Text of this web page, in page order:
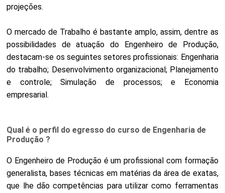
projeções.
O mercado de Trabalho é bastante amplo, assim, dentre as
possibilidades de atuação do Engenheiro de Produção,
destacam-se os seguintes setores profissionais: Engenharia
do trabalho; Desenvolvimento organizacional; Planejamento
e controle; Simulação de processos; e Economia
empresarial.
Qual é o perfil do egresso do curso de Engenharia de
Produção ?
O Engenheiro de Produção é um profissional com formação
generalista, bases técnicas em matérias da área de exatas,
que lhe dão competências para utilizar como ferramentas